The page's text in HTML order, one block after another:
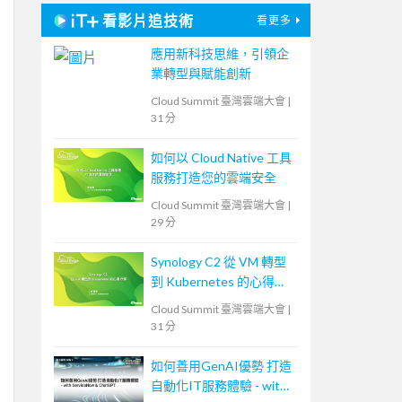
看影片追技術 看更多
應用新科技思維，引領企
業轉型與賦能創新
Cloud Summit 臺灣雲端大會 |
31 分
如何以 Cloud Native 工具
服務打造您的雲端安全
Cloud Summit 臺灣雲端大會 |
29 分
Synology C2 從 VM 轉型
到 Kubernetes 的心得分
Cloud Summit 臺灣雲端大會 |
31 分
如何善用GenAI優勢 打造
自動化IT服務體驗 - with